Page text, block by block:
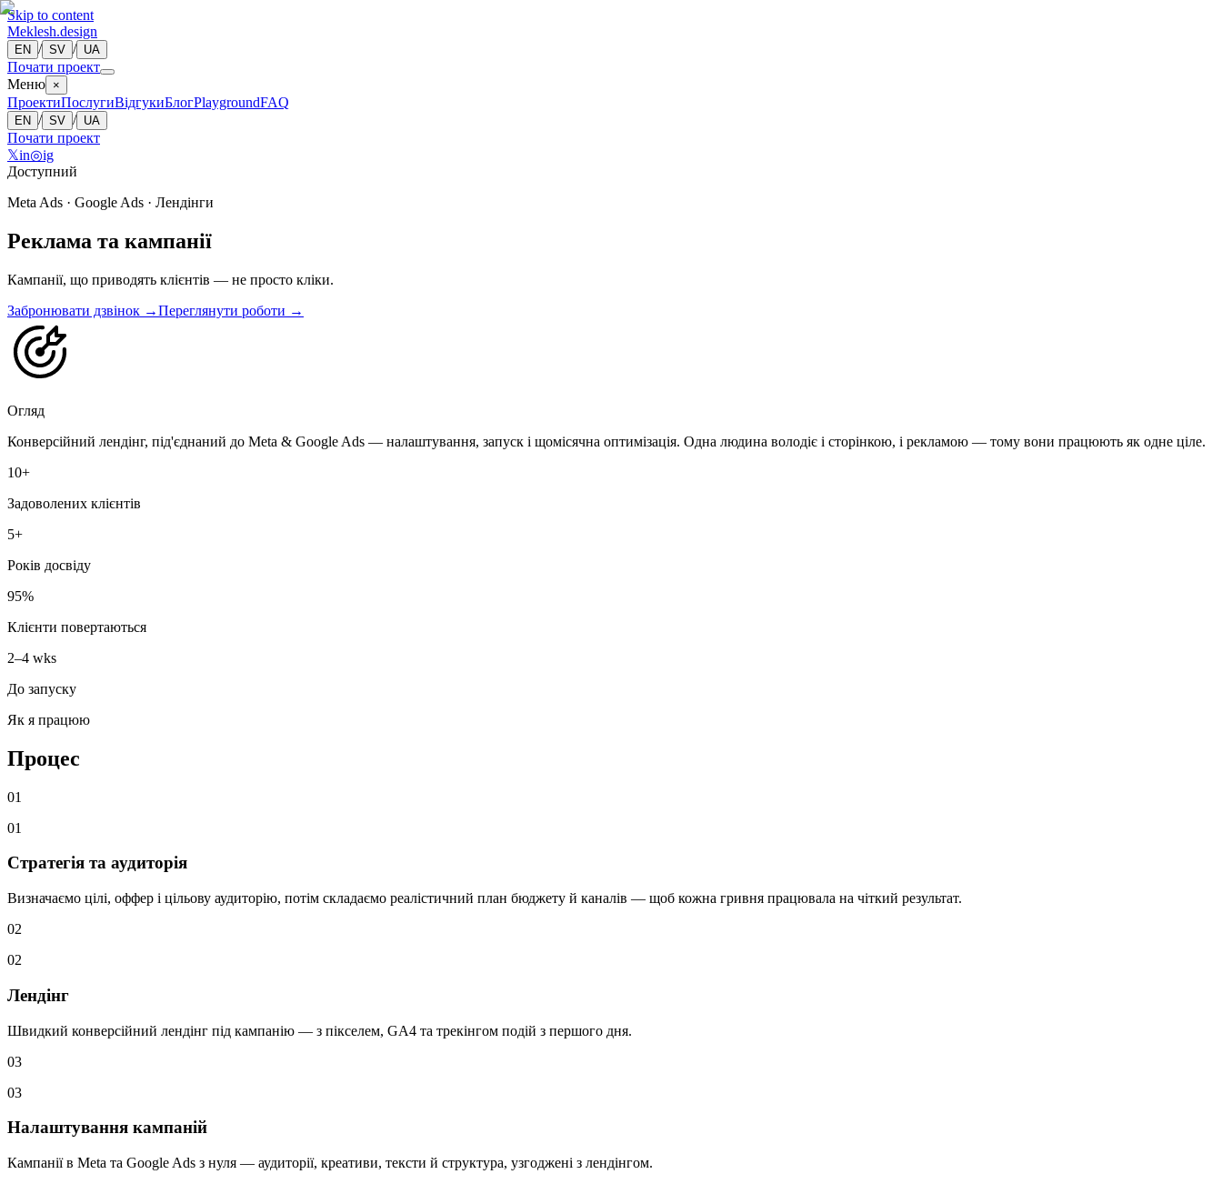
Skip to content
Meklesh.design
EN / SV / UA
Почати проект
Меню ×
ПроектиПослугиВідгукиБлогPlaygroundFAQ
EN / SV / UA
Почати проект
𝕏in◎ig
Доступний
Meta Ads · Google Ads · Лендінги
Реклама та кампанії
Кампанії, що приводять клієнтів — не просто кліки.
Забронювати дзвінок →Переглянути роботи →
Огляд
Конверсійний лендінг, під'єднаний до Meta & Google Ads — налаштування, запуск і щомісячна оптимізація. Одна людина володіє і сторінкою, і рекламою — тому вони працюють як одне ціле.
10+
Задоволених клієнтів
5+
Років досвіду
95%
Клієнти повертаються
2–4 wks
До запуску
Як я працюю
Процес
01
01
Стратегія та аудиторія
Визначаємо цілі, оффер і цільову аудиторію, потім складаємо реалістичний план бюджету й каналів — щоб кожна гривня працювала на чіткий результат.
02
02
Лендінг
Швидкий конверсійний лендінг під кампанію — з пікселем, GA4 та трекінгом подій з першого дня.
03
03
Налаштування кампаній
Кампанії в Meta та Google Ads з нуля — аудиторії, креативи, тексти й структура, узгоджені з лендінгом.